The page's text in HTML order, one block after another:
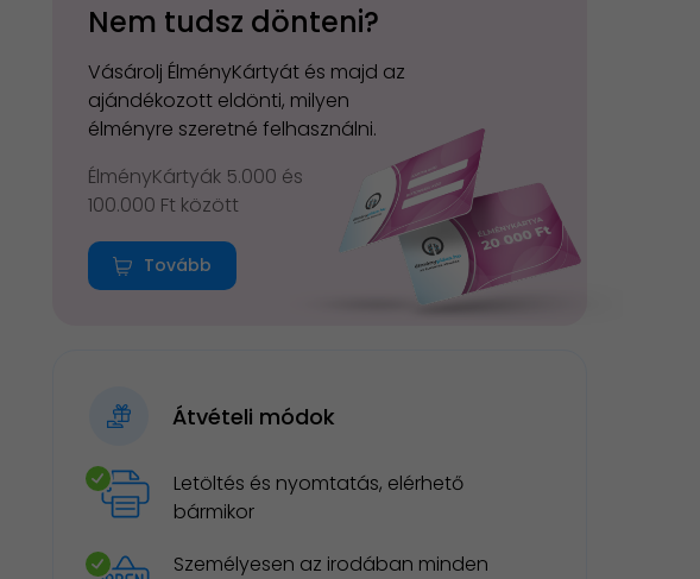
Nem tudsz dönteni?
Vásárolj ÉlményKártyát és majd az
ajándékozott eldönti, milyen
élményre szeretné felhasználni.
ÉlményKártyák 5.000 és
100.000 Ft között
Tovább
Átvételi módok
Letöltés és nyomtatás, elérhető
bármikor
Személyesen az irodában minden